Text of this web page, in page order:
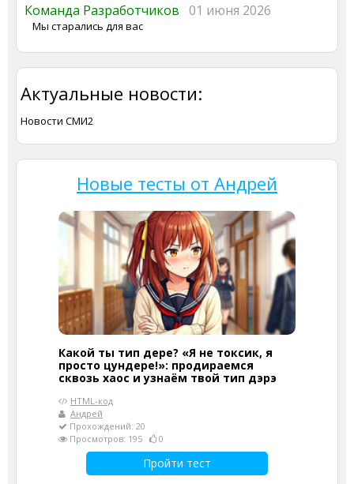
Команда Разработчиков 01 июня 2026
Мы старались для вас
Актуальные новости:
Новости СМИ2
Новые тесты от Андрей
Какой ты тип дере? «Я не токсик, я
просто цундере!»: продираемся
сквозь хаос и узнаём твой тип дэрэ
HTML-код
Андрей
Прохождений: 20
Просмотров: 195
0
Пройти тест